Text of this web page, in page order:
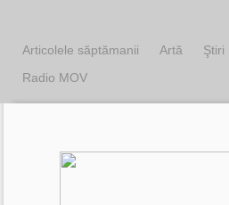
Articolele săptămanii Artă Ştiri
Radio MOV